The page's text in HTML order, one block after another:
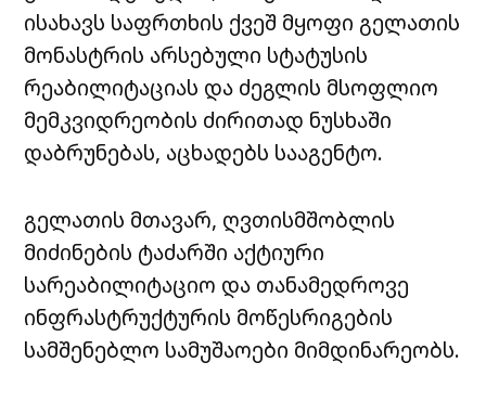
ისახავს საფრთხის ქვეშ მყოფი გელათის
მონასტრის არსებული სტატუსის
რეაბილიტაციას და ძეგლის მსოფლიო
მემკვიდრეობის ძირითად ნუსხაში
დაბრუნებას, აცხადებს სააგენტო.
გელათის მთავარ, ღვთისმშობლის
მიძინების ტაძარში აქტიური
სარეაბილიტაციო და თანამედროვე
ინფრასტრუქტურის მოწესრიგების
სამშენებლო სამუშაოები მიმდინარეობს.